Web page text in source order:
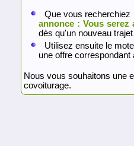
Que vous
annonce : Vous serez
dès qu'un nouveau
Utilisez ensuite le
une offre
Nous vous souhaitons une
covoiturage.